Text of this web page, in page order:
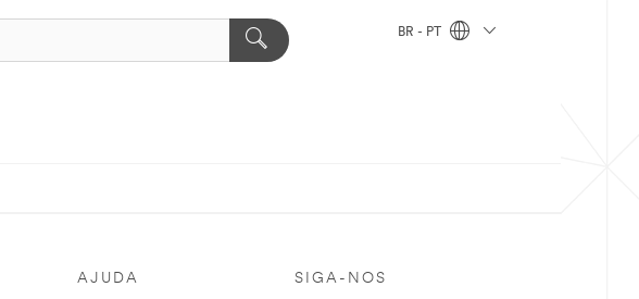
BR - PT
AJUDA SIGA-NOS